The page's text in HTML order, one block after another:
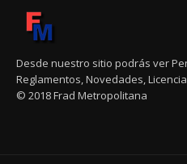
Desde nuestro sitio podrás ver
Reglamentos, Novedades,
© 2018 Frad Metropolitana